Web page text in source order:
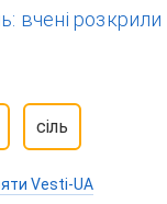
вчені розкрили
сіль
Vesti-UA